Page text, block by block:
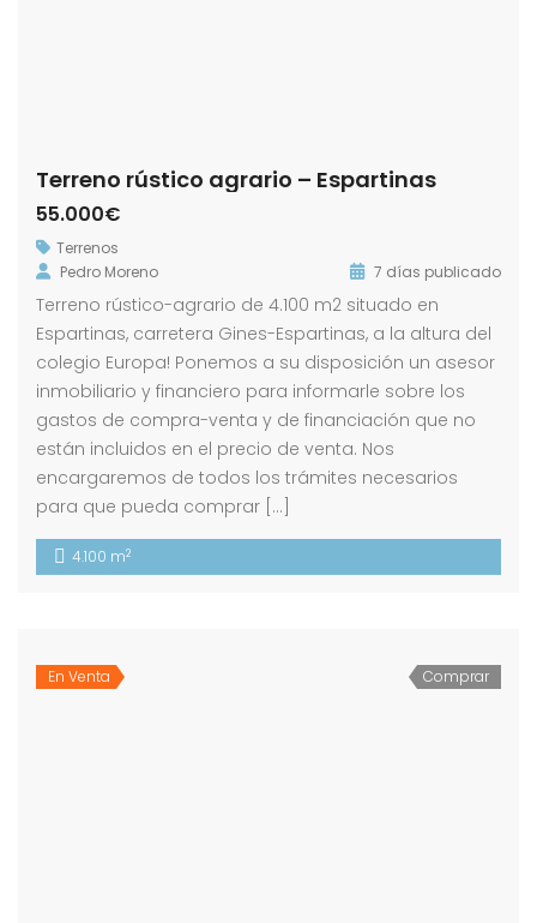
Terreno rústico agrario – Espartinas
55.000€
Terrenos
Pedro Moreno
7 días publicado
Terreno rústico-agrario de 4.100 m2 situado en
Espartinas, carretera Gines-Espartinas, a la altura del
colegio Europa! Ponemos a su disposición un asesor
inmobiliario y financiero para informarle sobre los
gastos de compra-venta y de financiación que no
están incluidos en el precio de venta. Nos
encargaremos de todos los trámites necesarios
para que pueda comprar […]
4.100 m2
En Venta Comprar